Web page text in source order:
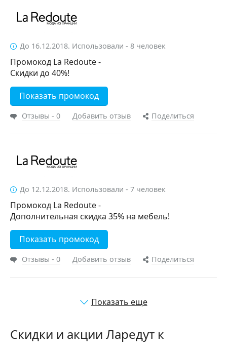
До 16.12.2018. Использовали - 8 человек
Промокод La Redoute -
Скидки до 40%!
Показать промокод
Отзывы - 0 Добавить отзыв Поделиться
До 12.12.2018. Использовали - 7 человек
Промокод La Redoute -
Дополнительная скидка 35% на мебель!
Показать промокод
Отзывы - 0 Добавить отзыв Поделиться
Показать еще
Скидки и акции Ларедут к